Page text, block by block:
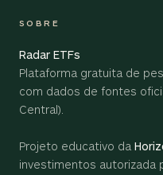
SOBRE
Radar ETFs
Plataforma gratuita de
com dados de fontes
Central).
Projeto educativo da
investimentos autorizada